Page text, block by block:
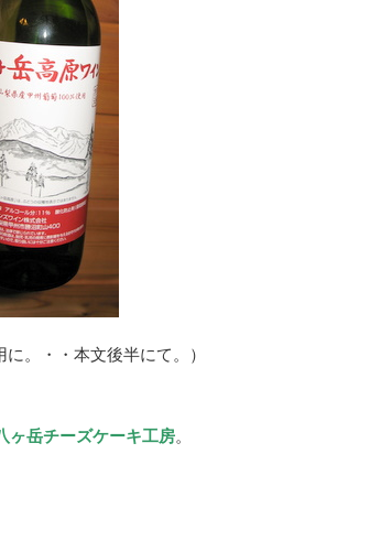
に。・・本文後半にて。）
ヶ岳チーズケーキ工房。